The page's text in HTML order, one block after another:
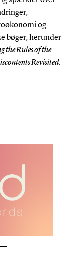
og
bøger, herunder
the Rules of the
Revisited.